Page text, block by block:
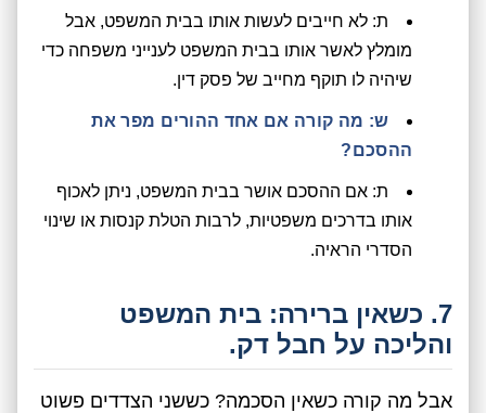
ת: לא חייבים לעשות אותו בבית המשפט, אבל
מומלץ לאשר אותו בבית המשפט לענייני משפחה כדי
שיהיה לו תוקף מחייב של פסק דין.
ש: מה קורה אם אחד ההורים מפר את
ההסכם?
ת: אם ההסכם אושר בבית המשפט, ניתן לאכוף
אותו בדרכים משפטיות, לרבות הטלת קנסות או שינוי
הסדרי הראיה.
7. כשאין ברירה: בית המשפט
והליכה על חבל דק.
אבל מה קורה כשאין הסכמה? כששני הצדדים פשוט